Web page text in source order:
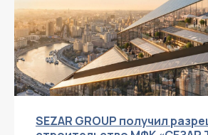
SEZAR GROUP получил